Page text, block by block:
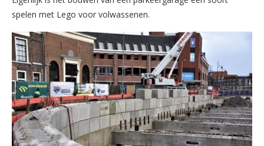
spelen met Lego voor volwassenen.